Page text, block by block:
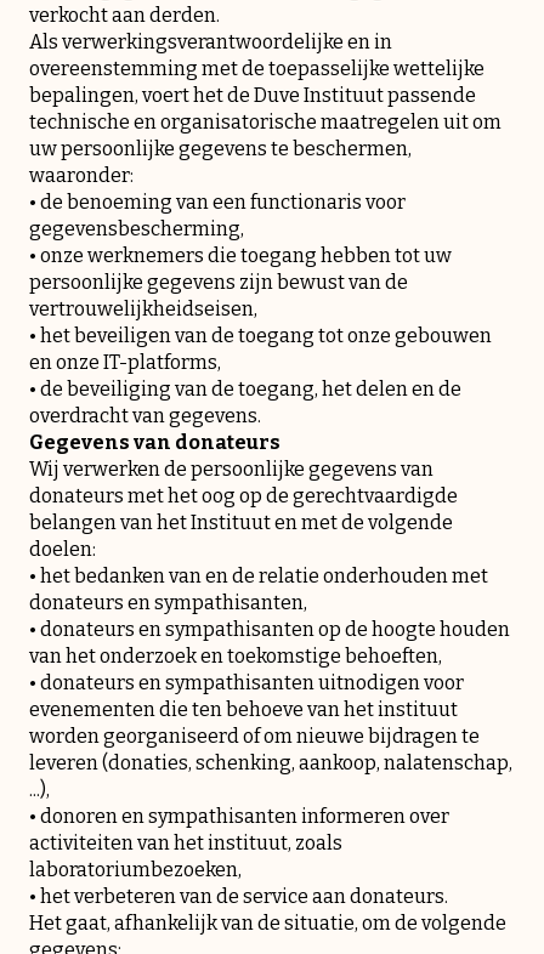
verkocht aan derden.
Als verwerkingsverantwoordelijke en in
overeenstemming met de toepasselijke wettelijke
bepalingen, voert het de Duve Instituut passende
technische en organisatorische maatregelen uit om
uw persoonlijke gegevens te beschermen,
waaronder:
• de benoeming van een functionaris voor
gegevensbescherming,
• onze werknemers die toegang hebben tot uw
persoonlijke gegevens zijn bewust van de
vertrouwelijkheidseisen,
• het beveiligen van de toegang tot onze gebouwen
en onze IT-platforms,
• de beveiliging van de toegang, het delen en de
overdracht van gegevens.
Gegevens van donateurs
Wij verwerken de persoonlijke gegevens van
donateurs met het oog op de gerechtvaardigde
belangen van het Instituut en met de volgende
doelen:
• het bedanken van en de relatie onderhouden met
donateurs en sympathisanten,
• donateurs en sympathisanten op de hoogte houden
van het onderzoek en toekomstige behoeften,
• donateurs en sympathisanten uitnodigen voor
evenementen die ten behoeve van het instituut
worden georganiseerd of om nieuwe bijdragen te
leveren (donaties, schenking, aankoop, nalatenschap,
...),
• donoren en sympathisanten informeren over
activiteiten van het instituut, zoals
laboratoriumbezoeken,
• het verbeteren van de service aan donateurs.
Het gaat, afhankelijk van de situatie, om de volgende
gegevens: